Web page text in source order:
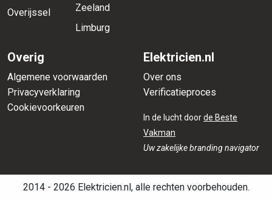
Overijssel
Zeeland
Limburg
Overig
Algemene voorwaarden
Privacyverklaring
Cookievoorkeuren
Elektricien.nl
Over ons
Verificatieproces
In de lucht doorde Beste
Vakman
Uw zakelijke branding navigator
2014 - 2026 Elektricien.nl, alle rechten voorbehouden.